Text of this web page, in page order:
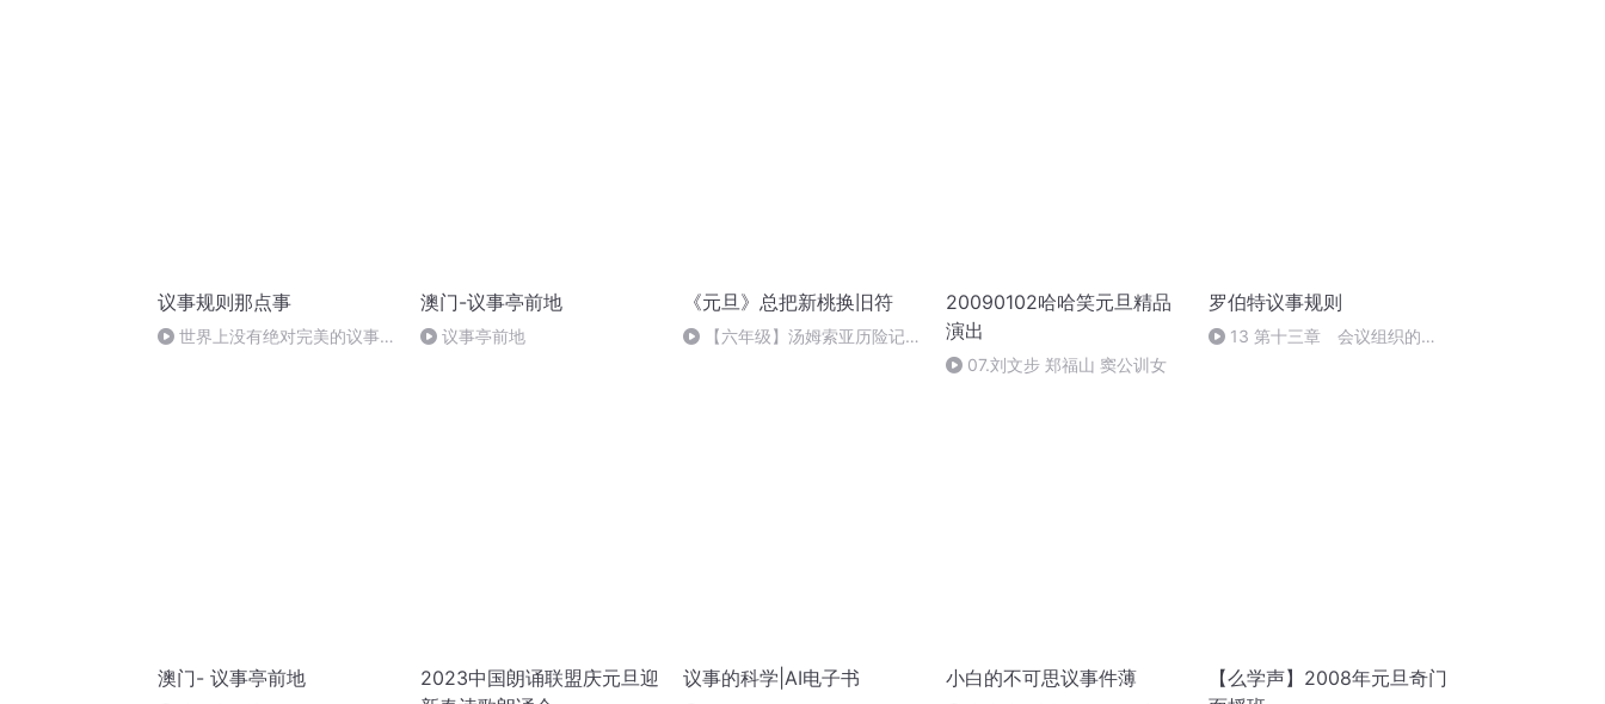
议事规则那点事
世界上没有绝对完美的议事规
澳门-议事亭前地
议事亭前地
《元旦》总把新桃换旧符
【六年级】汤姆索亚历险记
20090102哈哈笑元旦精品
演出
07.刘文步 郑福山 窦公训女
罗伯特议事规则
13 第十三章 会议组织的合
澳门- 议事亭前地
2023中国朗诵联盟庆元旦迎
议事的科学|AI电子书 小白的不可思议事件薄
【么学声】2008年元旦奇门